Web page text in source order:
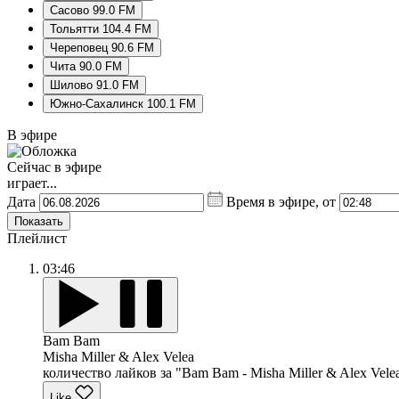
Сасово 99.0 FM
Тольятти 104.4 FM
Череповец 90.6 FM
Чита 90.0 FM
Шилово 91.0 FM
Южно-Сахалинск 100.1 FM
В эфире
Сейчас в эфире
играет...
Дата
Время в эфире, от
Показать
Плейлист
03:46
Bam Bam
Misha Miller & Alex Velea
количество лайков за "Bam Bam - Misha Miller & Alex